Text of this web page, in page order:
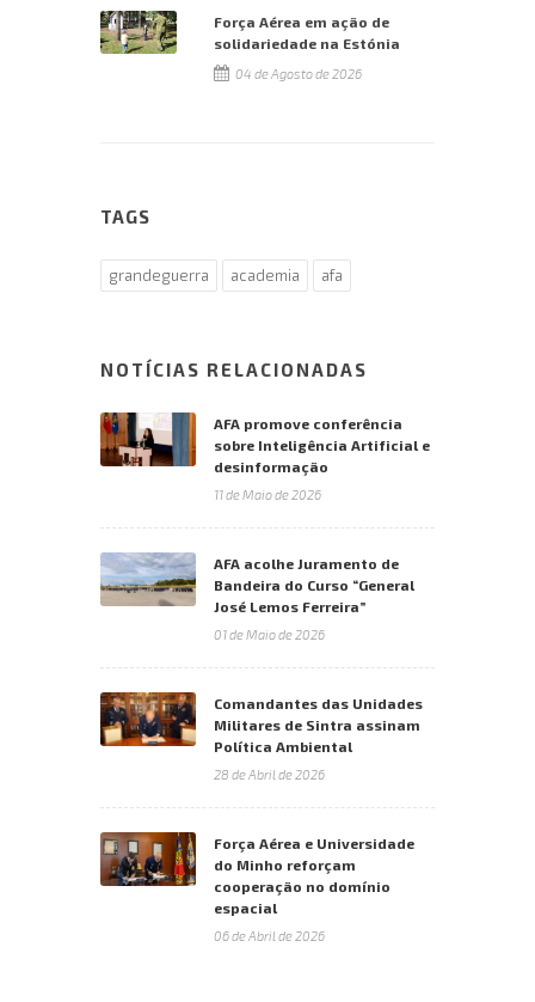
Força Aérea em ação de
solidariedade na Estónia
04 de Agosto de 2026
TAGS
grandeguerra academia afa
NOTÍCIAS RELACIONADAS
AFA promove conferência
sobre Inteligência Artificial e
desinformação
11 de Maio de 2026
AFA acolhe Juramento de
Bandeira do Curso “General
José Lemos Ferreira”
01 de Maio de 2026
Comandantes das Unidades
Militares de Sintra assinam
Política Ambiental
28 de Abril de 2026
Força Aérea e Universidade
do Minho reforçam
cooperação no domínio
espacial
06 de Abril de 2026